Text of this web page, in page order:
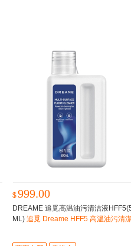
$999.00
DREAME 追覓高温油污清洁液
ML) 追覓 Dreame HFF5 高溫油污清